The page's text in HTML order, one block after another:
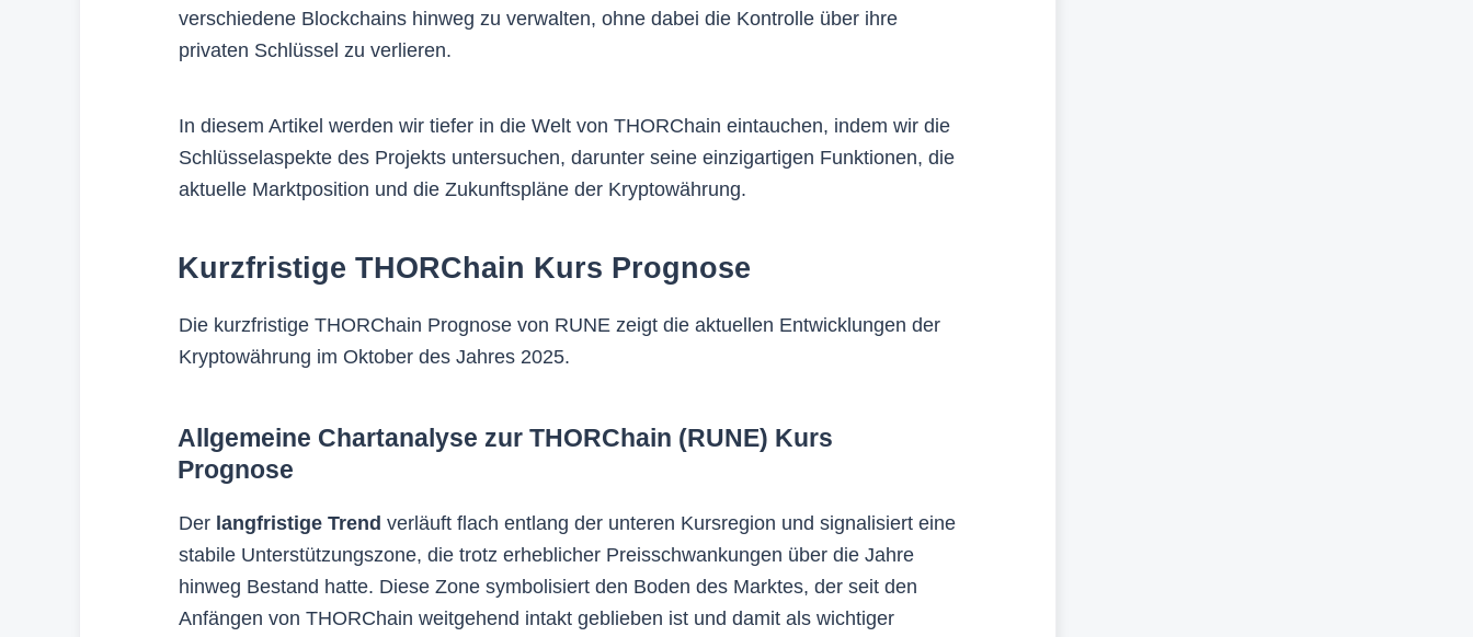
verschiedene Blockchains hinweg zu verwalten, ohne dabei die Kontrolle über ihre
privaten Schlüssel zu verlieren.
In diesem Artikel werden wir tiefer in die Welt von THORChain eintauchen, indem wir die
Schlüsselaspekte des Projekts untersuchen, darunter seine einzigartigen Funktionen, die
aktuelle Marktposition und die Zukunftspläne der Kryptowährung.
Kurzfristige THORChain Kurs Prognose
Die kurzfristige THORChain Prognose von RUNE zeigt die aktuellen Entwicklungen der
Kryptowährung im Oktober des Jahres 2025.
Allgemeine Chartanalyse zur THORChain (RUNE) Kurs
Prognose
Der langfristige Trend verläuft flach entlang der unteren Kursregion und signalisiert eine
stabile Unterstützungszone, die trotz erheblicher Preisschwankungen über die Jahre
hinweg Bestand hatte. Diese Zone symbolisiert den Boden des Marktes, der seit den
Anfängen von THORChain weitgehend intakt geblieben ist und damit als wichtiger